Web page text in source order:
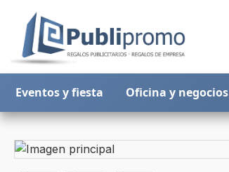
Eventos y fiesta Oficina y negocios